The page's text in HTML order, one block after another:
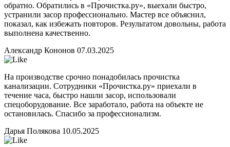
обратно. Обратились в «Прочистка.ру», выехали быстро,
устранили засор профессионально. Мастер все объяснил,
показал, как избежать повторов. Результатом довольны, работа
выполнена качественно.
Александр Кононов 07.03.2025
На производстве срочно понадобилась прочистка
канализации. Сотрудники «Прочистка.ру» приехали в
течение часа, быстро нашли засор, использовали
спецоборудование. Все заработало, работа на объекте не
остановилась. Спасибо за профессионализм.
Дарья Полякова 10.05.2025